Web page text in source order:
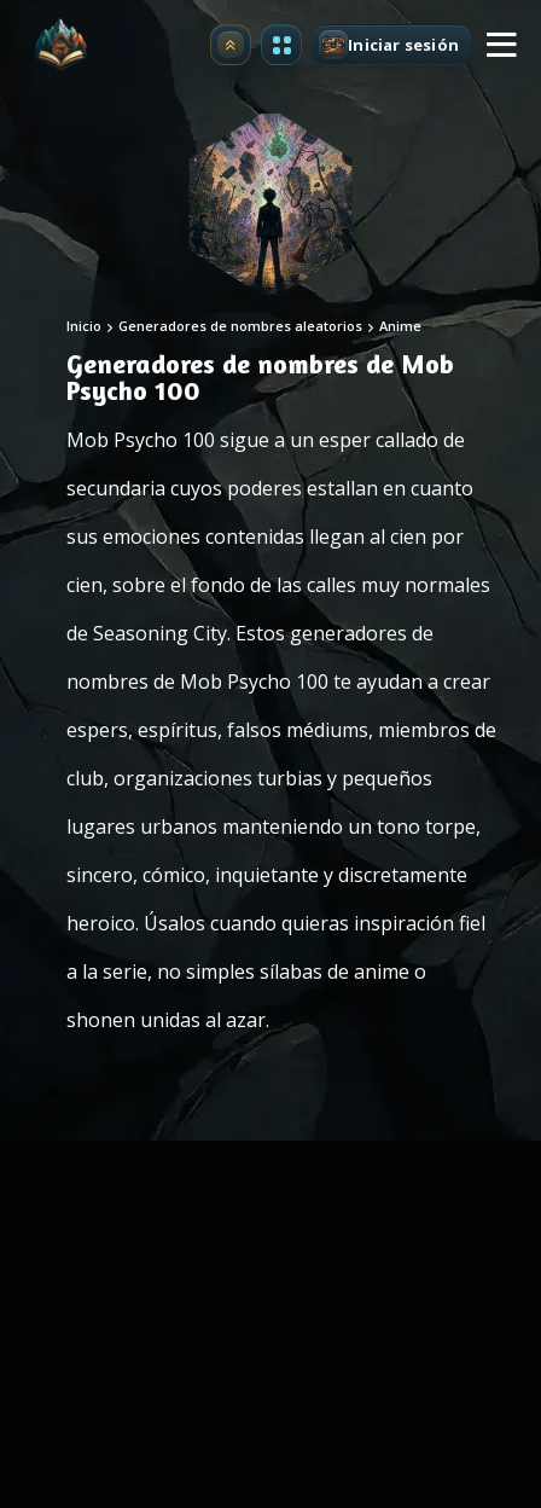
Mejorar Iniciar sesión
Inicio Generadores de nombres aleatorios Anime
Generadores de nombres de Mob
Psycho 100
Mob Psycho 100 sigue a un esper callado de
secundaria cuyos poderes estallan en cuanto
sus emociones contenidas llegan al cien por
cien, sobre el fondo de las calles muy normales
de Seasoning City. Estos generadores de
nombres de Mob Psycho 100 te ayudan a crear
espers, espíritus, falsos médiums, miembros de
club, organizaciones turbias y pequeños
lugares urbanos manteniendo un tono torpe,
sincero, cómico, inquietante y discretamente
heroico. Úsalos cuando quieras inspiración fiel
a la serie, no simples sílabas de anime o
shonen unidas al azar.